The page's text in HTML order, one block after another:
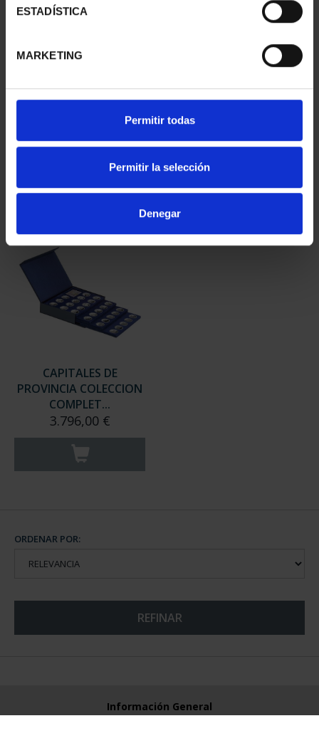
ESTADÍSTICA
MARKETING
Permitir todas
Permitir la selección
Denegar
PROVINCIA 3
registrados
PROVINCIA 4
registrados
CAPITALES DE
PROVINCIA COLECCION
COMPLET...
3.796,00 €
ORDENAR POR:
REFINAR
Información General